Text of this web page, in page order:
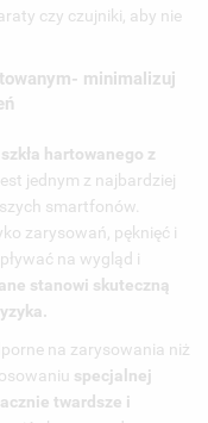
czy czujniki, aby nie
minimalizuj
hartowanego z
jednym z najbardziej
smartfonów.
zarysowań, pęknięć i
na wygląd i
stanowi skuteczną
na zarysowania niż
specjalnej
twardsze i